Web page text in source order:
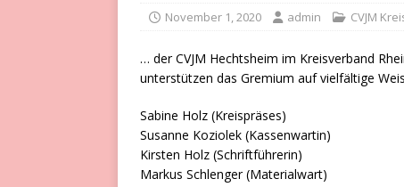
November 1, 2020 admin CVJM
… der CVJM Hechtsheim im Kreisverband
unterstützen das Gremium auf vielfältige
Sabine Holz (Kreispräses)
Susanne Koziolek (Kassenwartin)
Kirsten Holz (Schriftführerin)
Markus Schlenger (Materialwart)